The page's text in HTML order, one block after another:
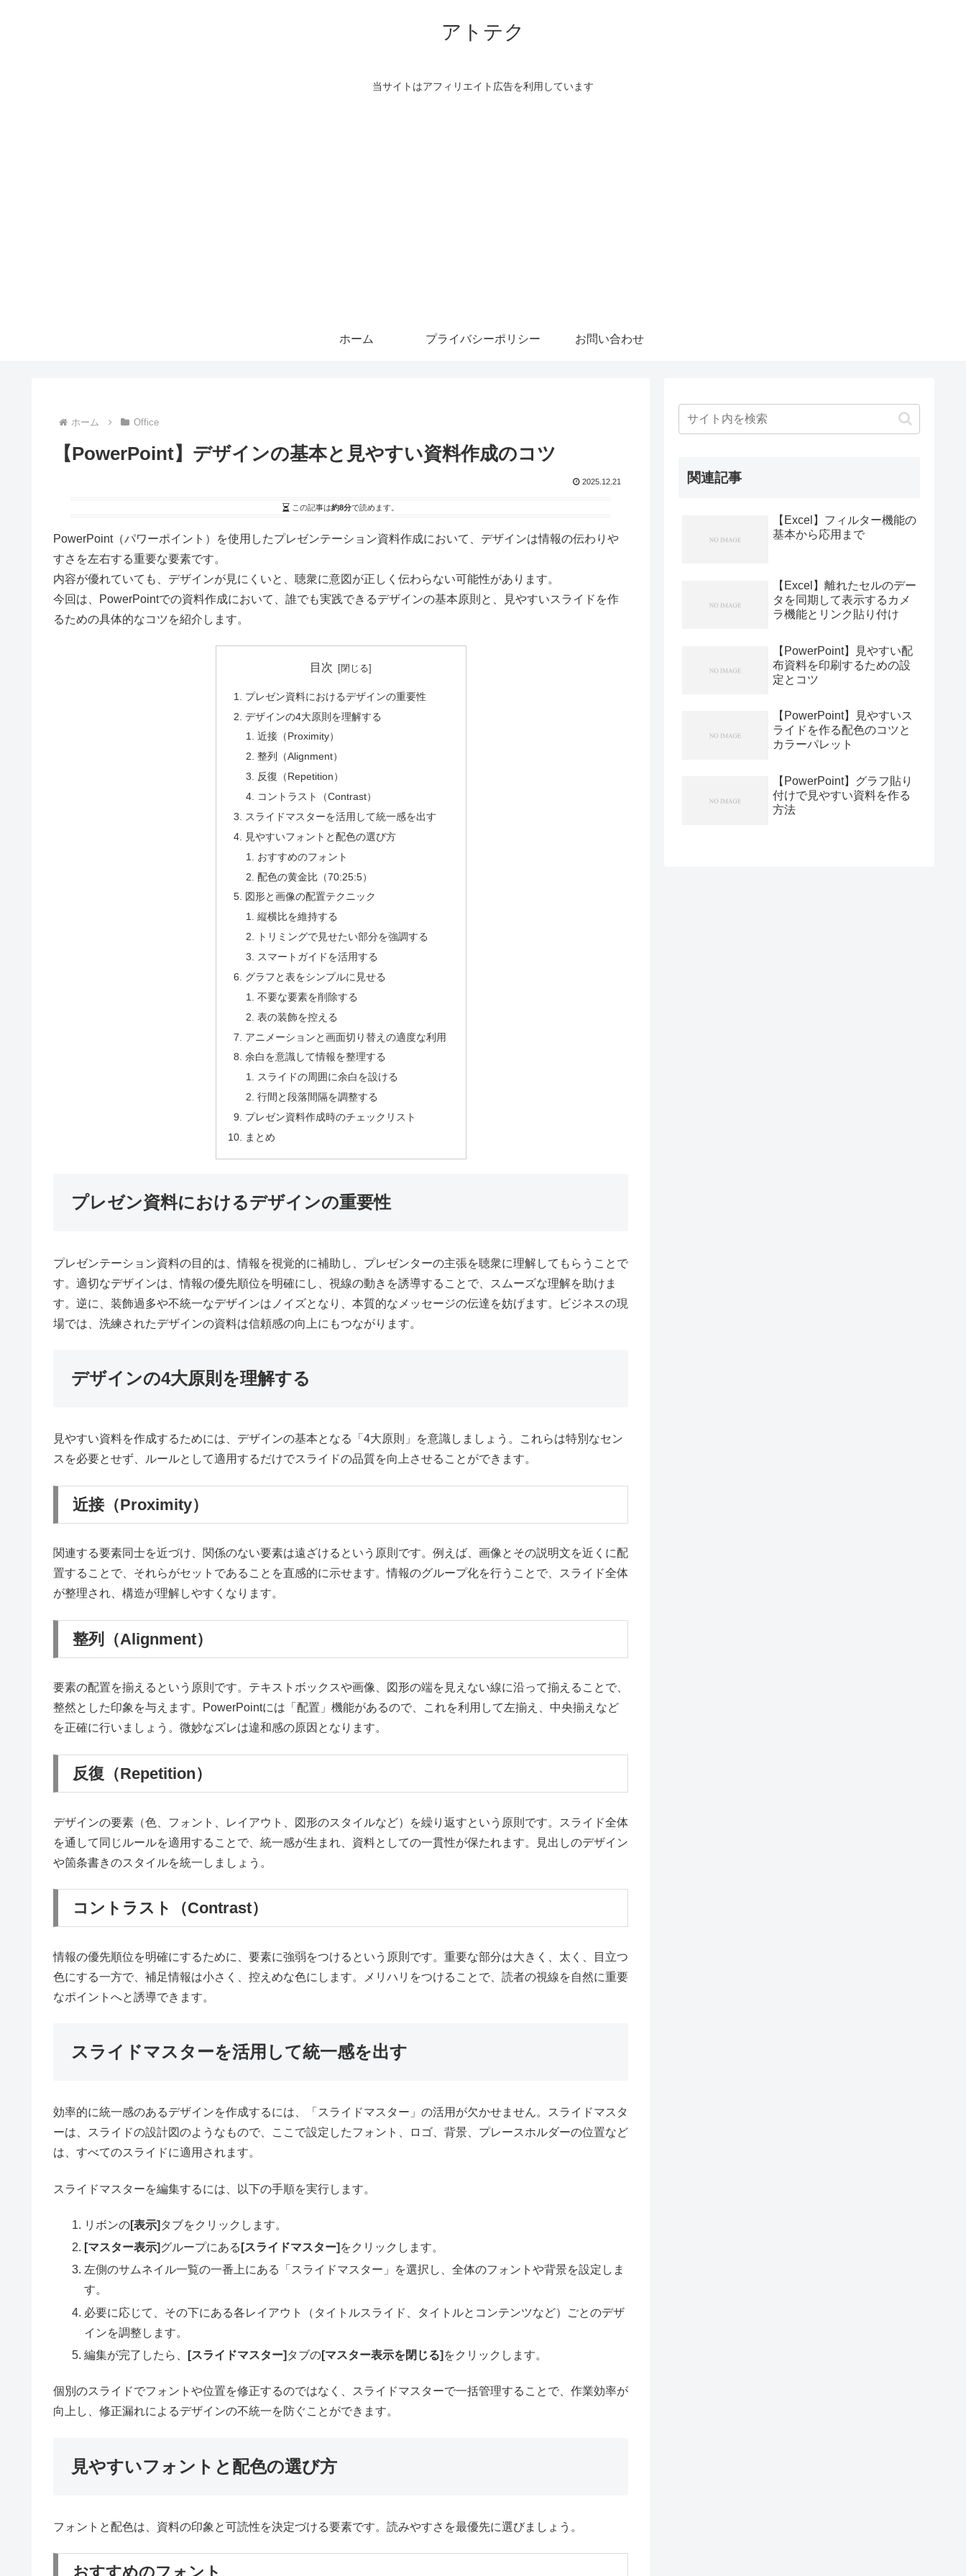
アトテク
当サイトはアフィリエイト広告を利用しています
ホーム プライバシーポリシー お問い合わせ
ホーム Office
【PowerPoint】デザインの基本と見やすい資料作成のコツ
2025.12.21
この記事は約8分で読めます。
PowerPoint（パワーポイント）を使用したプレゼンテーション資料作成において、デザインは情報の伝わりや
すさを左右する重要な要素です。
内容が優れていても、デザインが見にくいと、聴衆に意図が正しく伝わらない可能性があります。
今回は、PowerPointでの資料作成において、誰でも実践できるデザインの基本原則と、見やすいスライドを作
るための具体的なコツを紹介します。
目次
プレゼン資料におけるデザインの重要性
デザインの4大原則を理解する
近接（Proximity）
整列（Alignment）
反復（Repetition）
コントラスト（Contrast）
スライドマスターを活用して統一感を出す
見やすいフォントと配色の選び方
おすすめのフォント
配色の黄金比（70:25:5）
図形と画像の配置テクニック
縦横比を維持する
トリミングで見せたい部分を強調する
スマートガイドを活用する
グラフと表をシンプルに見せる
不要な要素を削除する
表の装飾を控える
アニメーションと画面切り替えの適度な利用
余白を意識して情報を整理する
スライドの周囲に余白を設ける
行間と段落間隔を調整する
プレゼン資料作成時のチェックリスト
まとめ
プレゼン資料におけるデザインの重要性
プレゼンテーション資料の目的は、情報を視覚的に補助し、プレゼンターの主張を聴衆に理解してもらうことで
す。適切なデザインは、情報の優先順位を明確にし、視線の動きを誘導することで、スムーズな理解を助けま
す。逆に、装飾過多や不統一なデザインはノイズとなり、本質的なメッセージの伝達を妨げます。ビジネスの現
場では、洗練されたデザインの資料は信頼感の向上にもつながります。
デザインの4大原則を理解する
見やすい資料を作成するためには、デザインの基本となる「4大原則」を意識しましょう。これらは特別なセン
スを必要とせず、ルールとして適用するだけでスライドの品質を向上させることができます。
近接（Proximity）
関連する要素同士を近づけ、関係のない要素は遠ざけるという原則です。例えば、画像とその説明文を近くに配
置することで、それらがセットであることを直感的に示せます。情報のグループ化を行うことで、スライド全体
が整理され、構造が理解しやすくなります。
整列（Alignment）
要素の配置を揃えるという原則です。テキストボックスや画像、図形の端を見えない線に沿って揃えることで、
整然とした印象を与えます。PowerPointには「配置」機能があるので、これを利用して左揃え、中央揃えなど
を正確に行いましょう。微妙なズレは違和感の原因となります。
反復（Repetition）
デザインの要素（色、フォント、レイアウト、図形のスタイルなど）を繰り返すという原則です。スライド全体
を通して同じルールを適用することで、統一感が生まれ、資料としての一貫性が保たれます。見出しのデザイン
や箇条書きのスタイルを統一しましょう。
コントラスト（Contrast）
情報の優先順位を明確にするために、要素に強弱をつけるという原則です。重要な部分は大きく、太く、目立つ
色にする一方で、補足情報は小さく、控えめな色にします。メリハリをつけることで、読者の視線を自然に重要
なポイントへと誘導できます。
スライドマスターを活用して統一感を出す
効率的に統一感のあるデザインを作成するには、「スライドマスター」の活用が欠かせません。スライドマスタ
ーは、スライドの設計図のようなもので、ここで設定したフォント、ロゴ、背景、プレースホルダーの位置など
は、すべてのスライドに適用されます。
スライドマスターを編集するには、以下の手順を実行します。
リボンの[表示] タブをクリックします。
[マスター表示]グループにある [スライドマスター] をクリックします。
左側のサムネイル一覧の一番上にある「スライドマスター」を選択し、全体のフォントや背景を設定しま
す。
必要に応じて、その下にある各レイアウト（タイトルスライド、タイトルとコンテンツなど）ごとのデザ
インを調整します。
編集が完了したら、
[スライドマスター] タブの[マスター表示を閉じる] をクリックします。
個別のスライドでフォントや位置を修正するのではなく、スライドマスターで一括管理することで、作業効率が
向上し、修正漏れによるデザインの不統一を防ぐことができます。
見やすいフォントと配色の選び方
フォントと配色は、資料の印象と可読性を決定づける要素です。読みやすさを最優先に選びましょう。
おすすめのフォント
関連記事
【Excel】フィルター機能の
基本から応用まで
【Excel】離れたセルのデー
タを同期して表示するカメ
ラ機能とリンク貼り付け
【PowerPoint】見やすい配
布資料を印刷するための設
定とコツ
【PowerPoint】見やすいス
ライドを作る配色のコツと
カラーパレット
【PowerPoint】グラフ貼り
付けで見やすい資料を作る
方法